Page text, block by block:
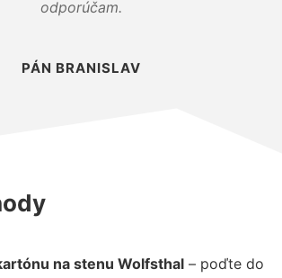
odporúčam.
PÁN BRANISLAV
na stenu Wolfsthal – poďte do